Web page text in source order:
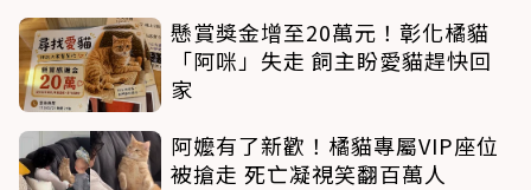
懸賞獎金增至20萬元！彰化橘貓
「阿咪」失走 飼主盼愛貓趕快回
家
阿嬤有了新歡！橘貓專屬VIP座位
被搶走 死亡凝視笑翻百萬人